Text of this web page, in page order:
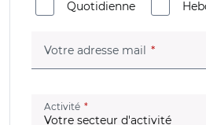
Quotidienne
Votre adresse mail (champ
Activité (champ obligatoire)